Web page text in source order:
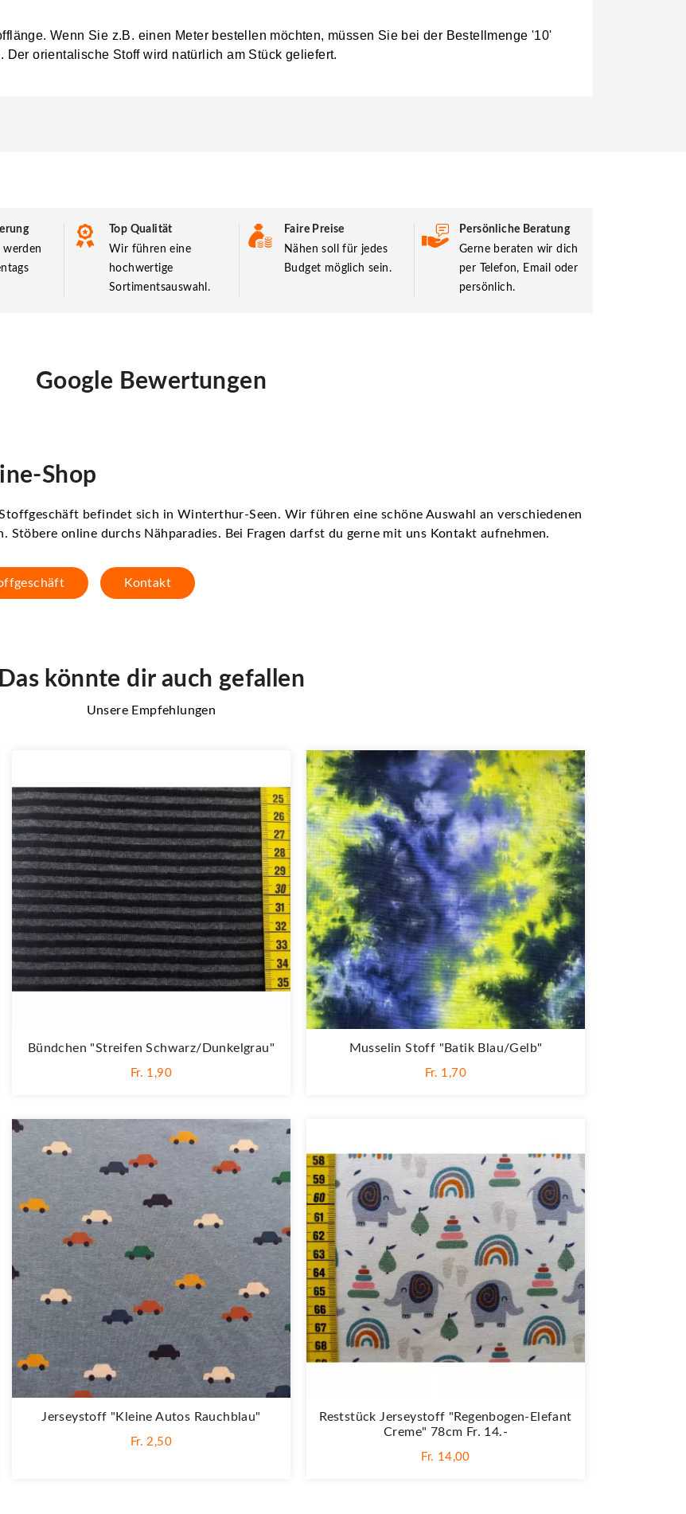
Wenn Sie z.B. einen Meter bestellen möchten, müssen Sie bei der Bestellmenge '10'
Der orientalische Stoff wird natürlich am Stück geliefert.
werden
Top Qualität
Wir führen eine
hochwertige
Sortimentsauswahl.
Faire Preise
Nähen soll für jedes
Budget möglich sein.
Persönliche Beratung
Gerne beraten wir dich
per Telefon, Email oder
persönlich.
Google Bewertungen
Shop
befindet sich in Winterthur-Seen. Wir führen eine schöne Auswahl an verschiedenen
Stöbere online durchs Nähparadies. Bei Fragen darfst du gerne mit uns Kontakt aufnehmen.
Kontakt
Das könnte dir auch gefallen
Unsere Empfehlungen
Bündchen "Streifen Schwarz/dunkelgrau"
Fr. 1,90
Jerseystoff "Kleine Autos Rauchblau"
Fr. 2,50
Musselin Stoff "Batik Blau/gelb"
Fr. 1,70
Reststück Jerseystoff "Regenbogen-Elefant
Creme" 78cm Fr. 14.-
Fr. 14,00